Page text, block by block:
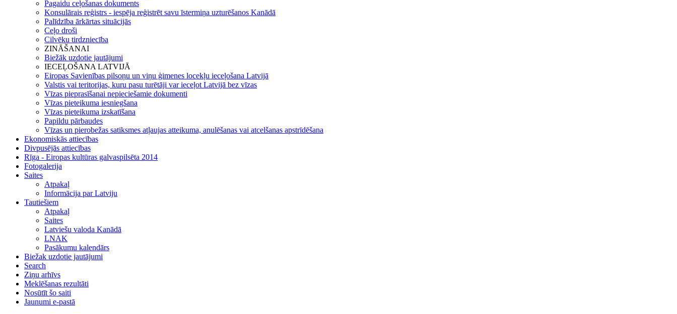
Pagaidu ceļošanas dokuments
Konsulārais reģistrs - iespēja reģistrēt savu īstermiņa uzturēšanos Kanādā
Palīdzība ārkārtas situācijās
Ceļo droši
Cilvēku tirdzniecība
ZINĀŠANAI
Biežāk uzdotie jautājumi
IECEĻOŠANA LATVIJĀ
Eiropas Savienības pilsoņu un viņu ģimenes locekļu ieceļošana Latvijā
Valstis vai teritorijas, kuru pasu turētāji var ieceļot Latvijā bez vīzas
Vīzas pieprasīšanai nepieciešamie dokumenti
Vīzas pieteikuma iesniegšana
Vīzas pieteikuma izskatīšana
Papildu pārbaudes
Vīzas un pierobežas satiksmes atļaujas atteikuma, anulēšanas vai atcelšanas apstrīdēšana
Ekonomiskās attiecības
Divpusējās attiecības
Rīga - Eiropas kultūras galvaspilsēta 2014
Fotogalerija
Saites
Atpakaļ
Informācija par Latviju
Tautiešiem
Atpakaļ
Saites
Latviešu valoda Kanādā
LNAK
Pasākumu kalendārs
Biežak uzdotie jautājumi
Search
Ziņu arhīvs
Meklēšanas rezultāti
Nosūtīt šo saiti
Jaunumi e-pastā